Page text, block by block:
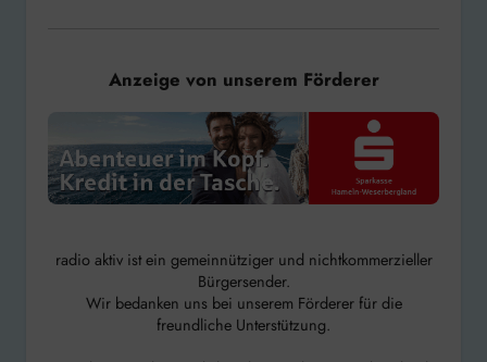
Anzeige von unserem Förderer
radio aktiv ist ein gemeinnütziger und nichtkommerzieller
Bürgersender.
Wir bedanken uns bei unserem Förderer für die
freundliche Unterstützung.